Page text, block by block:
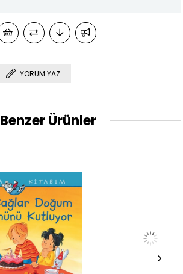
YORUM YAZ
Benzer Ürünler